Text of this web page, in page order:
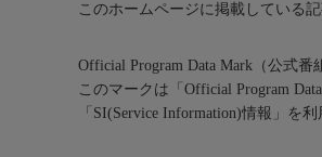
このホームページに掲載している
Official Program Data Mark（公式番
このマークは「Official Program
「SI(Service Information)情報」を